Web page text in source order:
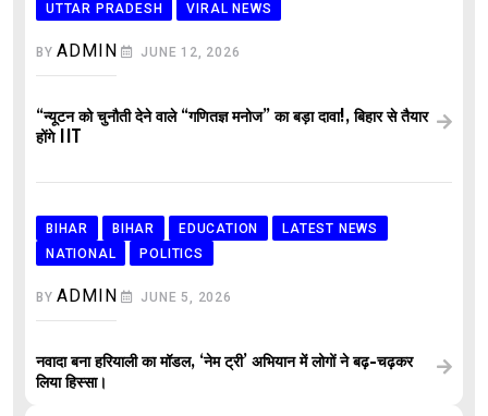
UTTAR PRADESH
VIRAL NEWS
BYADMIN JUNE 12, 2026
“न्यूटन को चुनौती देने वाले “गणितज्ञ मनोज” का बड़ा दावा!, बिहार से तैयार
होंगे IIT
BIHAR BIHAR EDUCATION
LATEST NEWS
NATIONAL
POLITICS
BYADMIN JUNE 5, 2026
नवादा बना हरियाली का मॉडल, ‘नेम ट्री’ अभियान में लोगों ने बढ़-चढ़कर
लिया हिस्सा।